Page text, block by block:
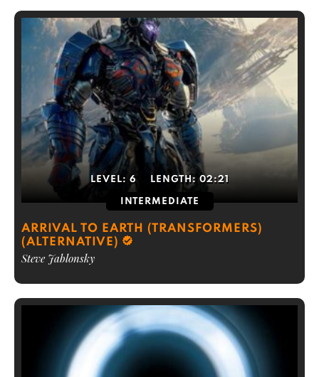
LEVEL: 6 LENGTH: 02:21
INTERMEDIATE
ARRIVAL TO EARTH (TRANSFORMERS)
(ALTERNATIVE)
Steve Jablonsky